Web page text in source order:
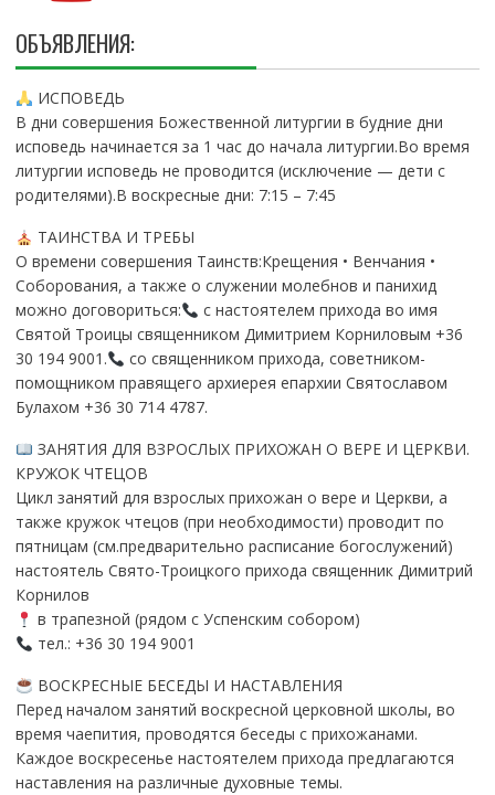
ОБЪЯВЛЕНИЯ:
ИСПОВЕДЬ
В дни совершения Божественной литургии в будние дни
исповедь начинается за 1 час до начала литургии.Во время
литургии исповедь не проводится (исключение — дети с
родителями).В воскресные дни: 7:15 – 7:45
ТАИНСТВА И ТРЕБЫ
О времени совершения Таинств:Крещения • Венчания •
Соборования, а также о служении молебнов и панихид
можно договориться:
с настоятелем прихода во имя
Святой Троицы священником Димитрием Корниловым +36
30 194 9001.
со священником прихода, советником-
помощником правящего архиерея епархии Святославом
Булахом +36 30 714 4787.
ЗАНЯТИЯ ДЛЯ ВЗРОСЛЫХ ПРИХОЖАН О ВЕРЕ И ЦЕРКВИ.
КРУЖОК ЧТЕЦОВ
Цикл занятий для взрослых прихожан о вере и Церкви, а
также кружок чтецов (при необходимости) проводит по
пятницам (см.предварительно расписание богослужений)
настоятель Свято-Троицкого прихода священник Димитрий
Корнилов
в трапезной (рядом с Успенским собором)
тел.: +36 30 194 9001
ВОСКРЕСНЫЕ БЕСЕДЫ И НАСТАВЛЕНИЯ
Перед началом занятий воскресной церковной школы, во
время чаепития, проводятся беседы с прихожанами.
Каждое воскресенье настоятелем прихода предлагаются
наставления на различные духовные темы.